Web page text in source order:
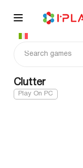
content
Clutter
Play On PC